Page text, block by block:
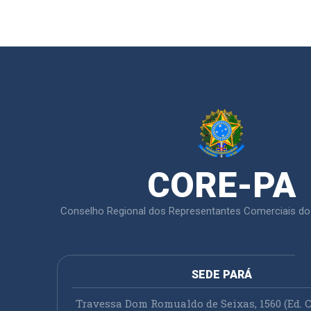
CORE-PA
Conselho Regional dos Representantes Comerciais
SEDE PARÁ
Travessa Dom Romualdo de Seixas, 1560 (Ed.